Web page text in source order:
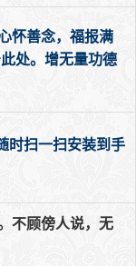
怀善念，福报满
处。增无量功德
时扫一扫安装到手
不顾傍人说，无